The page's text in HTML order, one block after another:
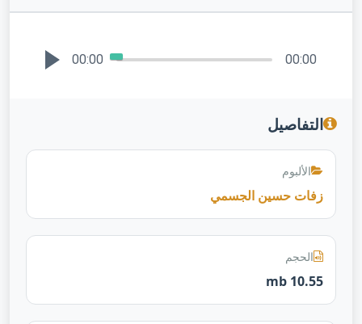
00:00 00:00
التفاصيل
الألبوم
زفات حسين الجسمي
الحجم
10.55 mb